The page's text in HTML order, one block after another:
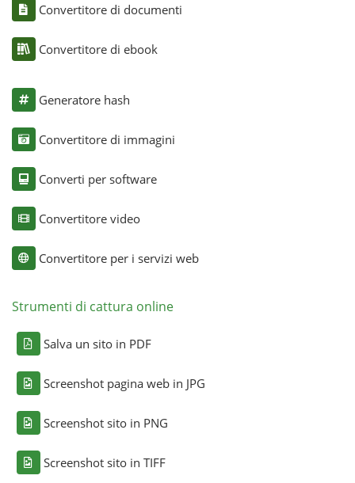
Convertitore di documenti
Convertitore di ebook
Generatore hash
Convertitore di immagini
Converti per software
Convertitore video
Convertitore per i servizi web
Strumenti di cattura online
Salva un sito in PDF
Screenshot pagina web in JPG
Screenshot sito in PNG
Screenshot sito in TIFF